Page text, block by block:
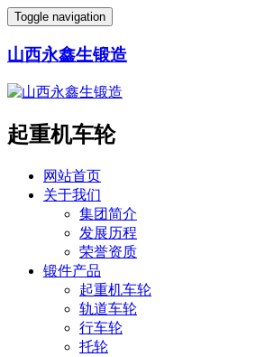
Toggle navigation
山西永鑫生锻造
起重机车轮
网站首页
关于我们
集团简介
发展历程
荣誉资质
锻件产品
起重机车轮
轨道车轮
行车轮
托轮